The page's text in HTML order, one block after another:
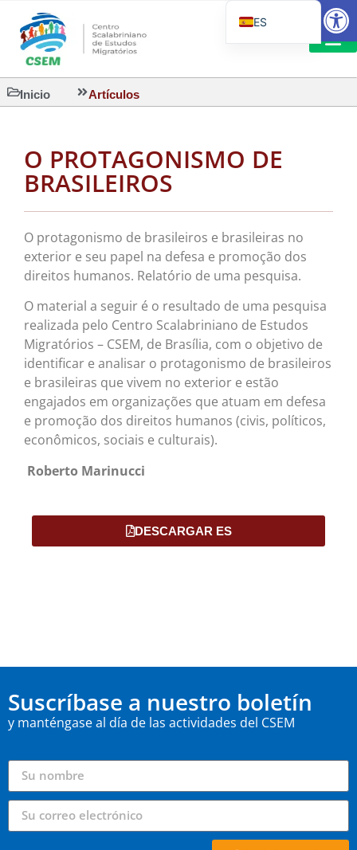
Inicio Artículos
O PROTAGONISMO DE
BRASILEIROS
O protagonismo de brasileiros e brasileiras no
exterior e seu papel na defesa e promoção dos
direitos humanos. Relatório de uma pesquisa.
O material a seguir é o resultado de uma pesquisa
realizada pelo Centro Scalabriniano de Estudos
Migratórios – CSEM, de Brasília, com o objetivo de
identificar e analisar o protagonismo de brasileiros
e brasileiras que vivem no exterior e estão
engajados em organizações que atuam em defesa
e promoção dos direitos humanos (civis, políticos,
econômicos, sociais e culturais).
Roberto Marinucci
DESCARGAR ES
Suscríbase a nuestro boletín
y manténgase al día de las actividades del CSEM
ES
EN